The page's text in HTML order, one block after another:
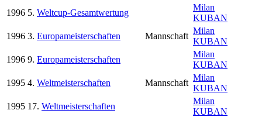
1996 5. Weltcup-Gesamtwertung
Milan
KUBAN
1996 3. Europameisterschaften Mannschaft
Milan
KUBAN
1996 9. Europameisterschaften
Milan
KUBAN
1995 4. Weltmeisterschaften Mannschaft
Milan
KUBAN
1995 17. Weltmeisterschaften
Milan
KUBAN